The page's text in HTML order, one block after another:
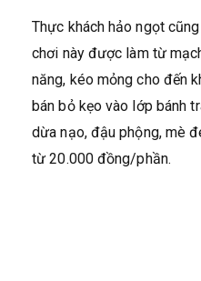
Thực khách hảo ngọt
chơi này được làm từ
năng, kéo mỏng cho đến
bán bỏ kẹo vào lớp bánh
dừa nạo, đậu phộng, mè
từ 20.000 đồng/phần.